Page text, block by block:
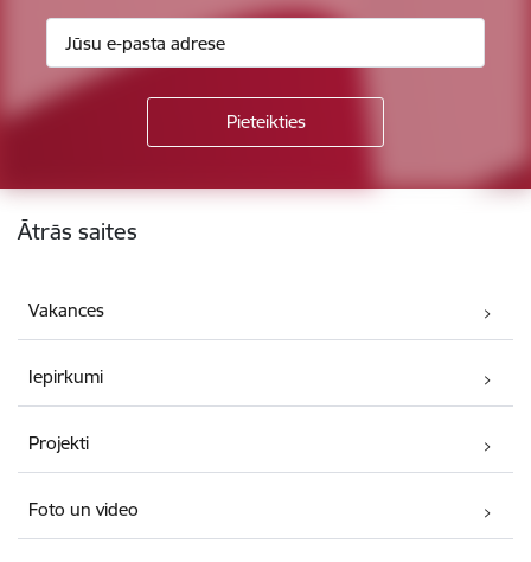
Kājene
Ātrās saites
Vakances
Iepirkumi
Projekti
Foto un video